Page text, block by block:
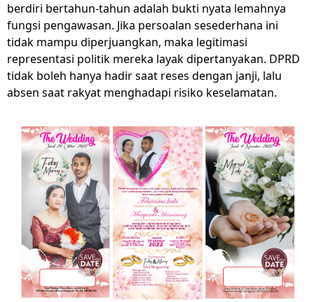
berdiri bertahun-tahun adalah bukti nyata lemahnya
fungsi pengawasan. Jika persoalan sesederhana ini
tidak mampu diperjuangkan, maka legitimasi
representasi politik mereka layak dipertanyakan. DPRD
tidak boleh hanya hadir saat reses dengan janji, lalu
absen saat rakyat menghadapi risiko keselamatan.